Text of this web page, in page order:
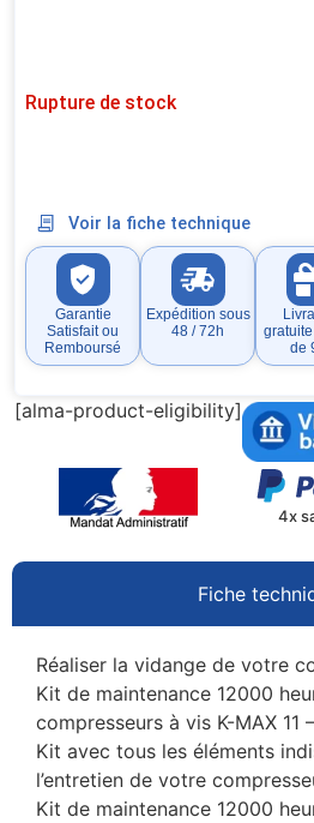
Rupture de stock
Voir la fiche technique
Garantie
Satisfait ou
Remboursé
Expédition sous
48 / 72h
de
[alma-product-eligibility]
4x
Fiche
Réaliser la vidange de votre
Kit de maintenance 12000
compresseurs à vis K-MAX 11
Kit avec tous les éléments
l’entretien de votre
Kit de maintenance 12000